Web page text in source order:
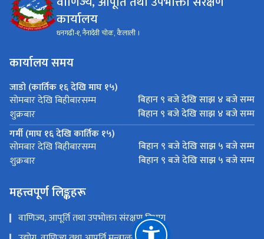
कार्यालय
धनगढी-१, नैनादेवी चोक, कैलाली ।
कार्यालय समय
जाडो (कार्तिक १६ देखि माघ १५)
सोमबार देखि बिहीबारसम्म
बिहान ९ बजे देखि साझ ४ बजे सम्म
शुक्रबार
बिहान ९ बजे देखि साझ ४ बजे सम्म
गर्मी (माघ १६ देखि कार्तिक १५)
सोमबार देखि बिहीबारसम्म
बिहान ९ बजे देखि साझ ५ बजे सम्म
शुक्रबार
बिहान ९ बजे देखि साझ ५ बजे सम्म
महत्त्वपूर्ण लिङ्कहरू
वाणिज्य, आपूर्ति तथा उपभोक्ता संरक्षण विभाग​